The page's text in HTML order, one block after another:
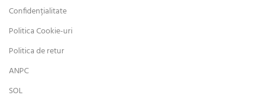
Confidențialitate
Politica Cookie-uri
Politica de retur
ANPC
SOL